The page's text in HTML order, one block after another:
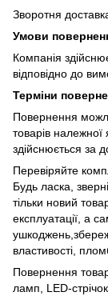
Зворотня
Умови
Компанія
відповідно до
Терміни
Повернення
товарів належної
здійснюється за
Перевіряйте
Будь ласка,
тільки новий
експлуатації, а
властивості,
Повернення
ламп, LED-